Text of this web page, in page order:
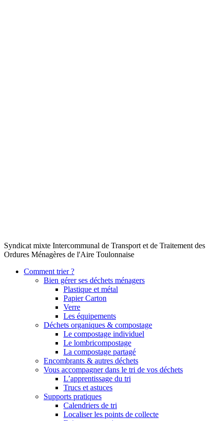
Syndicat mixte Intercommunal de Transport et de Traitement des
Ordures Ménagères de l'Aire Toulonnaise
Comment trier ?
Bien gérer ses déchets ménagers
Plastique et métal
Papier Carton
Verre
Les équipements
Déchets organiques & compostage
Le compostage individuel
Le lombricompostage
La compostage partagé
Encombrants & autres déchets
Vous accompagner dans le tri de vos déchets
L’apprentissage du tri
Trucs et astuces
Supports pratiques
Calendriers de tri
Localiser les points de collecte